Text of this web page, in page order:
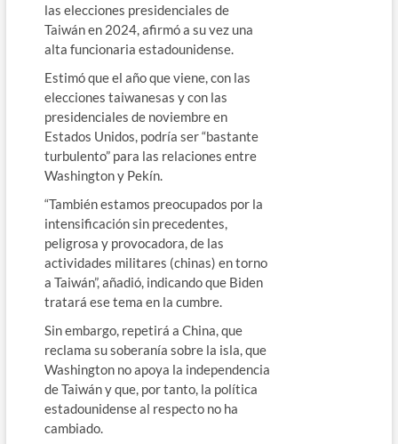
las elecciones presidenciales de
Taiwán en 2024, afirmó a su vez una
alta funcionaria estadounidense.
Estimó que el año que viene, con las
elecciones taiwanesas y con las
presidenciales de noviembre en
Estados Unidos, podría ser “bastante
turbulento” para las relaciones entre
Washington y Pekín.
“También estamos preocupados por la
intensificación sin precedentes,
peligrosa y provocadora, de las
actividades militares (chinas) en torno
a Taiwán”, añadió, indicando que Biden
tratará ese tema en la cumbre.
Sin embargo, repetirá a China, que
reclama su soberanía sobre la isla, que
Washington no apoya la independencia
de Taiwán y que, por tanto, la política
estadounidense al respecto no ha
cambiado.